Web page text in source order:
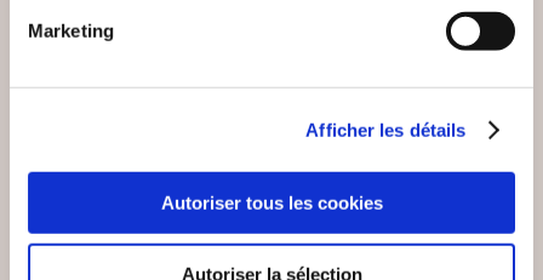
Marketing
Afficher les détails
Autoriser tous les cookies
Autoriser la sélection
LES VIEILLES D'ÂME
11€00